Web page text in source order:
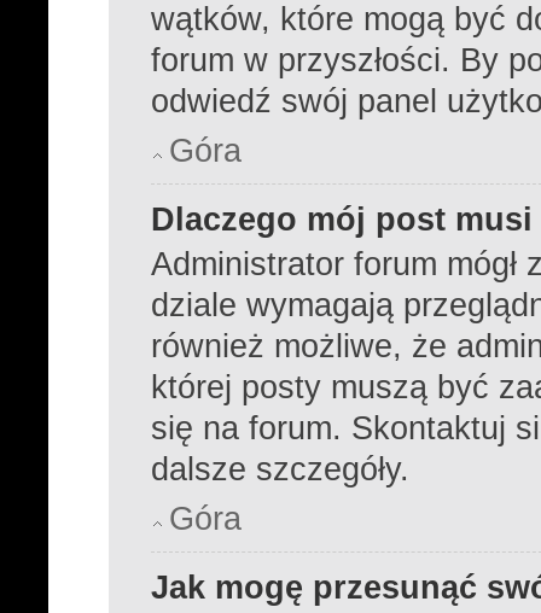
wątków, które mogą być
forum w przyszłości. By
odwiedź swój panel
Góra
Dlaczego mój post
Administrator forum
dziale wymagają
również możliwe, że
której posty muszą być
się na forum. Skontaktuj
dalsze szczegóły.
Góra
Jak mogę przesunąć